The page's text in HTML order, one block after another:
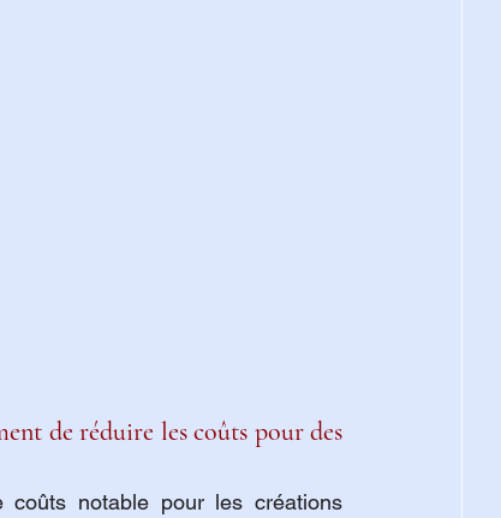
de réduire les coûts pour des
coûts notable pour les créations